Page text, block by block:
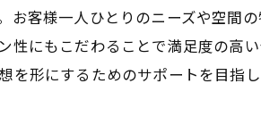
客様一人ひとりのニーズや空間
にもこだわることで満足度の高
形にするためのサポートを目指し